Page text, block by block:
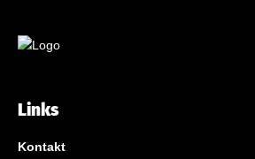
Links
Kontakt